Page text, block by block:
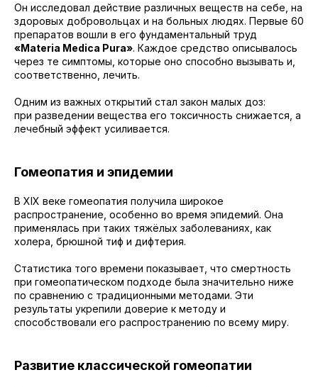
Он исследовал действие различных веществ на себе, на
здоровых добровольцах и на больных людях. Первые 60
препаратов вошли в его фундаментальный труд
«Materia Medica Pura». Каждое средство описывалось
через те симптомы, которые оно способно вызывать и,
соответственно, лечить.
Одним из важных открытий стал закон малых доз:
при разведении вещества его токсичность снижается, а
лечебный эффект усиливается.
Гомеопатия и эпидемии
В XIX веке гомеопатия получила широкое
распространение, особенно во время эпидемий. Она
применялась при таких тяжёлых заболеваниях, как
холера, брюшной тиф и дифтерия.
Статистика того времени показывает, что смертность
при гомеопатическом подходе была значительно ниже
по сравнению с традиционными методами. Эти
результаты укрепили доверие к методу и
способствовали его распространению по всему миру.
Развитие классической гомеопатии